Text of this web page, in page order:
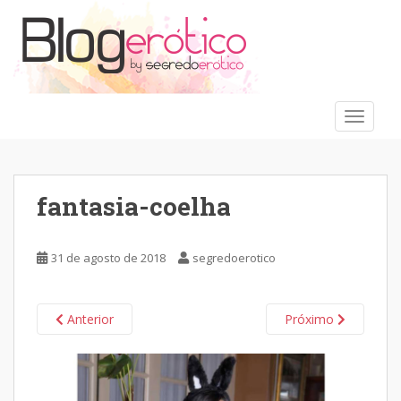
fantasia-coelha
31 de agosto de 2018 segredoerotico
Anterior Próximo